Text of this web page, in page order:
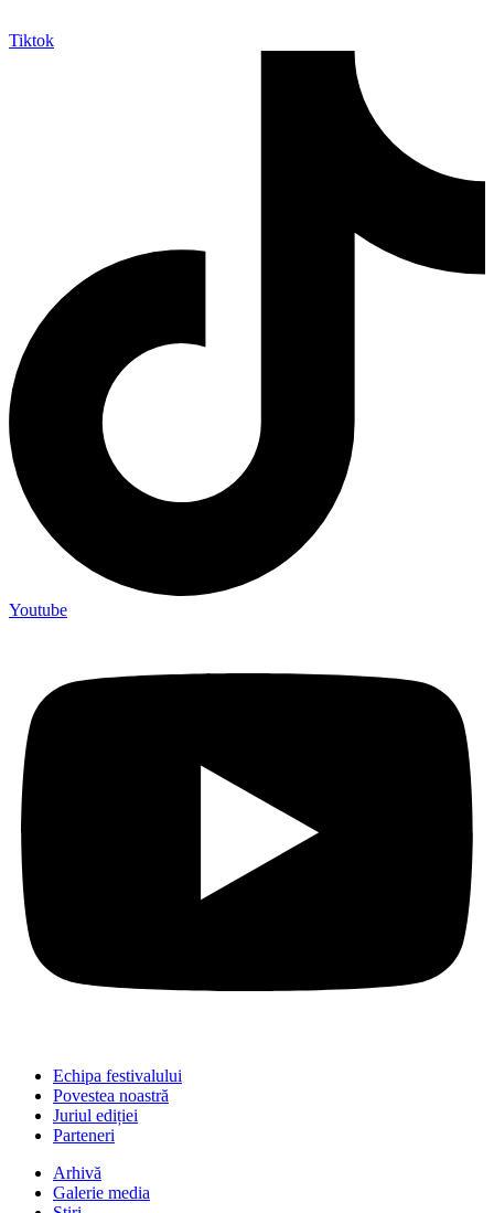
Tiktok
Youtube
Echipa festivalului
Povestea noastră
Juriul ediției
Parteneri
Arhivă
Galerie media